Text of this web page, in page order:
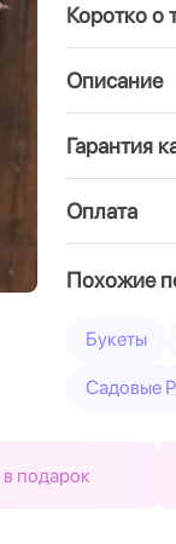
Коротко о
Описание
Гарантия
Оплата
Похожие
Букеты
Садовые
подарок